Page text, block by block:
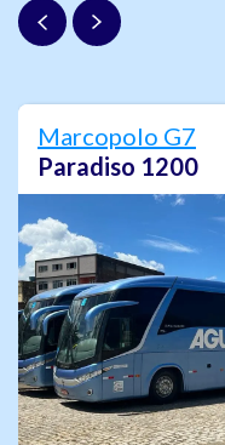
Marcopolo G7
Paradiso 1200